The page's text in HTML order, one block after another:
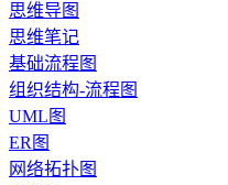
思维导图
思维笔记
基础流程图
组织结构-流程图
UML图
ER图
网络拓扑图